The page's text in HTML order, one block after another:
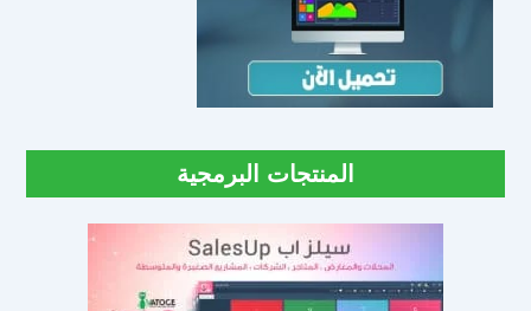
المنتجات البرمجية